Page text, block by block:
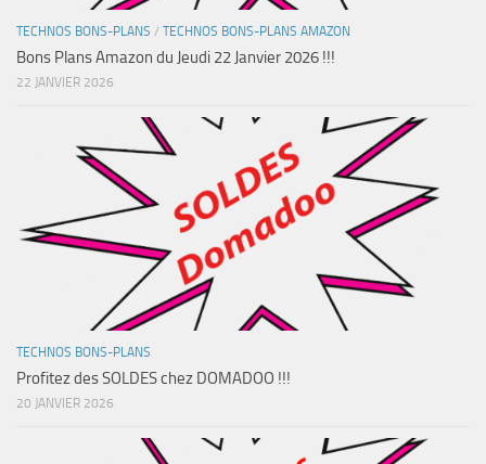
TECHNOS BONS-PLANS / TECHNOS BONS-PLANS AMAZON
Bons Plans Amazon du Jeudi 22 Janvier 2026 !!!
22 JANVIER 2026
TECHNOS BONS-PLANS
Profitez des SOLDES chez DOMADOO !!!
20 JANVIER 2026